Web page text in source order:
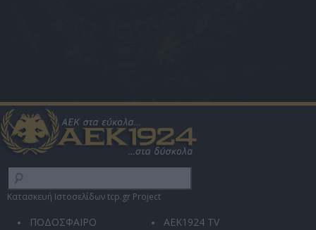
Κατασκευή Ιστοσελίδων tcp.gr Project
ΠΟΔΟΣΦΑΙΡΟ
AEK1924 TV